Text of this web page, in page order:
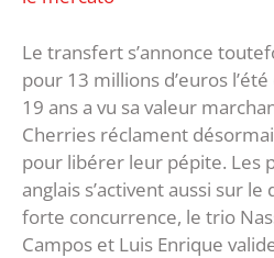
Le transfert s’annonce
pour 13 millions d’euros
19 ans a vu sa valeur
Cherries réclament
pour libérer leur pépite. Les
anglais s’activent aussi sur
forte concurrence, le trio
Campos et Luis Enrique